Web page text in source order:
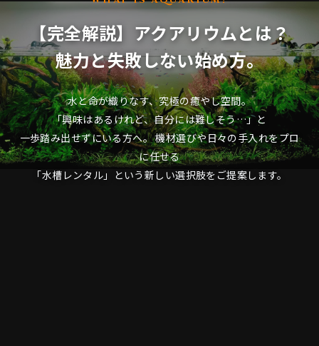
【完全解説】アクアリウムとは？
魅力と失敗しない始め方。
水と命が織りなす、究極の癒やし空間。
「興味はあるけれど、自分には難しそう…」と
一歩踏み出せずにいる方へ。機材選びや日々の手入れをプロ
に任せる
「水槽レンタル」という新しい選択肢をご提案します。